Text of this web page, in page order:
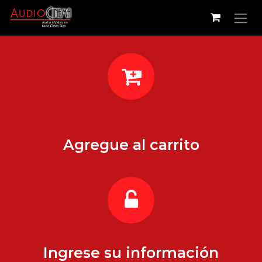
Ir al contenido
Agregue al carrito
Ingrese su información